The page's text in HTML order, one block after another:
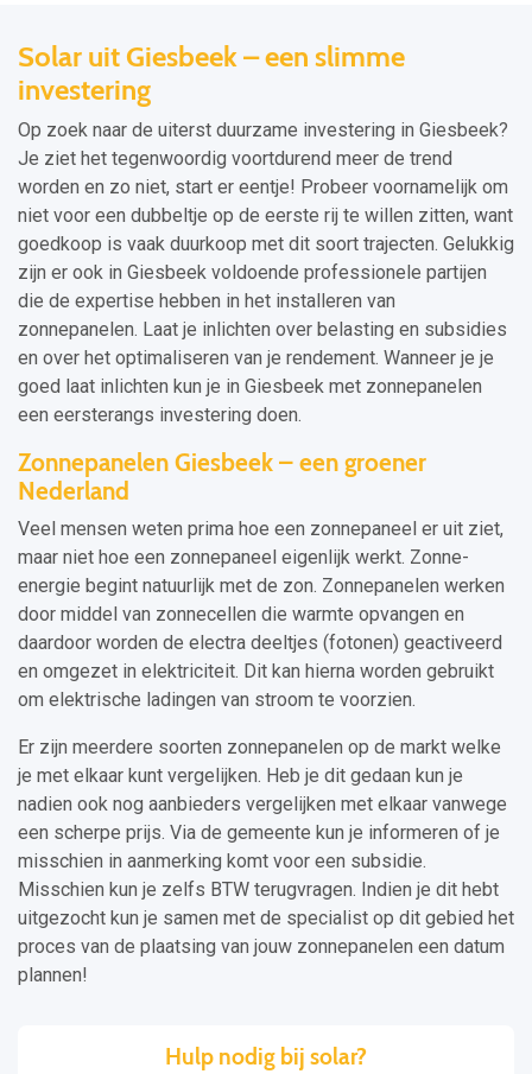
Solar uit Giesbeek – een slimme
investering
Op zoek naar de uiterst duurzame investering in Giesbeek?
Je ziet het tegenwoordig voortdurend meer de trend
worden en zo niet, start er eentje! Probeer voornamelijk om
niet voor een dubbeltje op de eerste rij te willen zitten, want
goedkoop is vaak duurkoop met dit soort trajecten. Gelukkig
zijn er ook in Giesbeek voldoende professionele partijen
die de expertise hebben in het installeren van
zonnepanelen. Laat je inlichten over belasting en subsidies
en over het optimaliseren van je rendement. Wanneer je je
goed laat inlichten kun je in Giesbeek met zonnepanelen
een eersterangs investering doen.
Zonnepanelen Giesbeek – een groener
Nederland
Veel mensen weten prima hoe een zonnepaneel er uit ziet,
maar niet hoe een zonnepaneel eigenlijk werkt. Zonne-
energie begint natuurlijk met de zon. Zonnepanelen werken
door middel van zonnecellen die warmte opvangen en
daardoor worden de electra deeltjes (fotonen) geactiveerd
en omgezet in elektriciteit. Dit kan hierna worden gebruikt
om elektrische ladingen van stroom te voorzien.
Er zijn meerdere soorten zonnepanelen op de markt welke
je met elkaar kunt vergelijken. Heb je dit gedaan kun je
nadien ook nog aanbieders vergelijken met elkaar vanwege
een scherpe prijs. Via de gemeente kun je informeren of je
misschien in aanmerking komt voor een subsidie.
Misschien kun je zelfs BTW terugvragen. Indien je dit hebt
uitgezocht kun je samen met de specialist op dit gebied het
proces van de plaatsing van jouw zonnepanelen een datum
plannen!
Hulp nodig bij solar?